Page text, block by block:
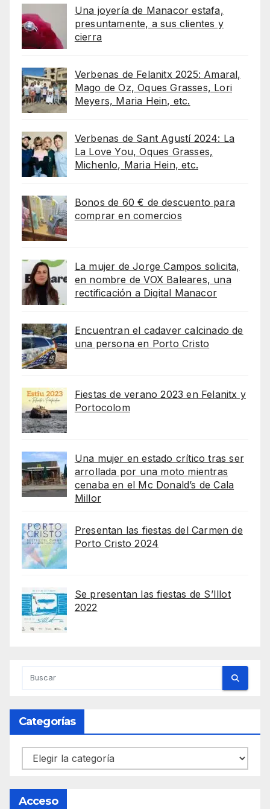
Una joyería de Manacor estafa,
presuntamente, a sus clientes y
cierra
Verbenas de Felanitx 2025: Amaral,
Mago de Oz, Oques Grasses, Lori
Meyers, Maria Hein, etc.
Verbenas de Sant Agustí 2024: La
La Love You, Oques Grasses,
Michenlo, Maria Hein, etc.
Bonos de 60 € de descuento para
comprar en comercios
La mujer de Jorge Campos solicita,
en nombre de VOX Baleares, una
rectificación a Digital Manacor
Encuentran el cadaver calcinado de
una persona en Porto Cristo
Fiestas de verano 2023 en Felanitx y
Portocolom
Una mujer en estado crítico tras ser
arrollada por una moto mientras
cenaba en el Mc Donald’s de Cala
Millor
Presentan las fiestas del Carmen de
Porto Cristo 2024
Se presentan las fiestas de S’Illot
2022
Categorías
Categorías
Acceso